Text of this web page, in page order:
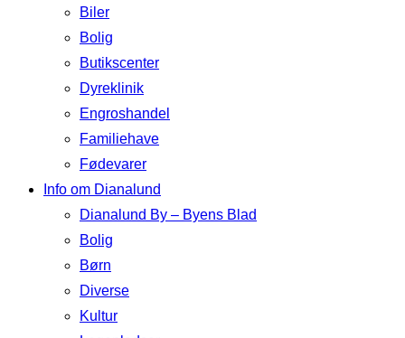
Biler
Bolig
Butikscenter
Dyreklinik
Engroshandel
Familiehave
Fødevarer
Info om Dianalund
Dianalund By – Byens Blad
Bolig
Børn
Diverse
Kultur